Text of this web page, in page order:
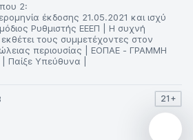
2:
έκδοσης 21.05.2021 και ισχύ
Ρυθμιστής ΕΕΕΠ | Η συχνή
τους συμμετέχοντες στον
περιουσίας | ΕΟΠΑΕ - ΓΡΑΜΜΗ
Παίξε Υπεύθυνα |
21+